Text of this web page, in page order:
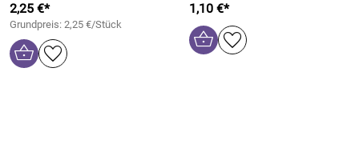
2,25 €*
Grundpreis: 2,25 €/Stück
1,10 €*